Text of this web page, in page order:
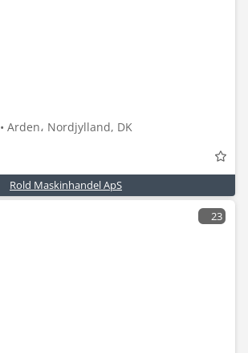
لوادر صغيرة • 2025 • Arden، Nordjylland, DK
Rold Maskinhandel ApS
23